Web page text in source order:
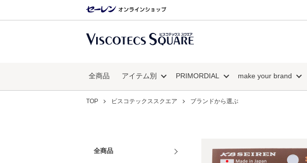
全商品 アイテム別 PRIMORDIAL make your brand
TOP ビスコテックススクエア ブランドから選ぶ
全商品